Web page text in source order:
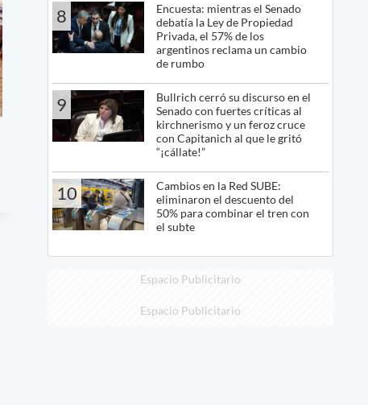
8
Encuesta: mientras el Senado
debatía la Ley de Propiedad
Privada, el 57% de los
argentinos reclama un cambio
de rumbo
9
Bullrich cerró su discurso en el
Senado con fuertes críticas al
kirchnerismo y un feroz cruce
con Capitanich al que le gritó
“¡cállate!”
10
Cambios en la Red SUBE:
eliminaron el descuento del
50% para combinar el tren con
el subte
Espacio Publicitario
Espacio Publicitario